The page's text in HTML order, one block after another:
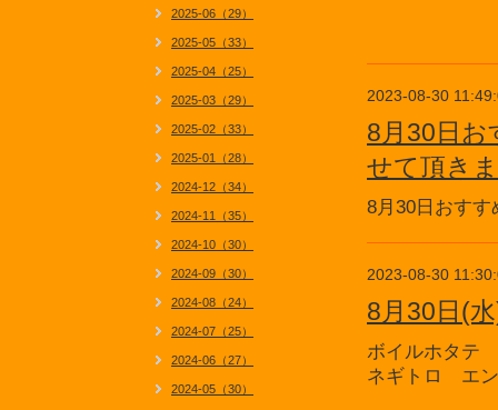
2023-08-30
8月30日お
せて頂き
8月30日おす
2023-08-30
8月30日(
ボイルホタ
ネギトロ エ
2025-06（29）
2025-05（33）
2025-04（25）
2025-03（29）
2025-02（33）
2025-01（28）
2024-12（34）
2024-11（35）
2024-10（30）
2024-09（30）
2024-08（24）
2024-07（25）
2024-06（27）
2024-05（30）